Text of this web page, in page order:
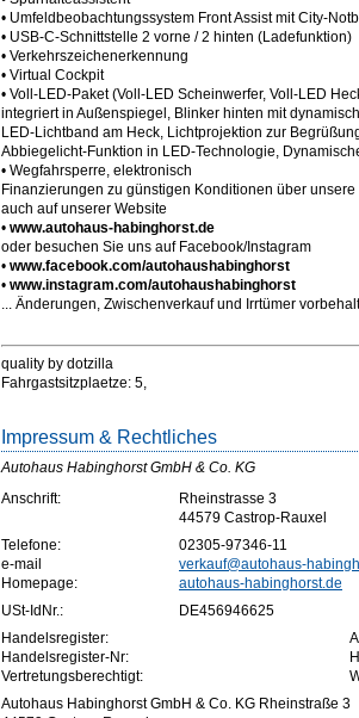
• Umfeldbeobachtungssystem Front Assist mit City-
• USB-C-Schnittstelle 2 vorne / 2 hinten (Ladefunktion)
• Verkehrszeichenerkennung
• Virtual Cockpit
• Voll-LED-Paket (Voll-LED Scheinwerfer, Voll-LED
integriert in Außenspiegel, Blinker hinten mit
LED-Lichtband am Heck, Lichtprojektion zur
Abbiegelicht-Funktion in LED-Technologie,
• Wegfahrsperre, elektronisch
Finanzierungen zu günstigen Konditionen über
auch auf unserer Website
• www.autohaus-habinghorst.de
oder besuchen Sie uns auf Facebook/Instagram
• www.facebook.com/autohaushabinghorst
• www.instagram.com/autohaushabinghorst
... Änderungen, Zwischenverkauf und Irrtümer
quality by dotzilla
Fahrgastsitzplaetze: 5,
Impressum & Rechtliches
Autohaus Habinghorst GmbH & Co. KG
Anschrift:
Rheinstrasse 3
44579 Castrop-Rauxel
Telefone:
02305-97346-11
e-mail
verkauf@autohaus-
Homepage:
autohaus-habinghorst.de
USt-IdNr.:
DE456946625
Handelsregister:
Handelsregister-Nr:
Vertretungsberechtigt:
Autohaus Habinghorst GmbH & Co. KG Rheinstraße 3